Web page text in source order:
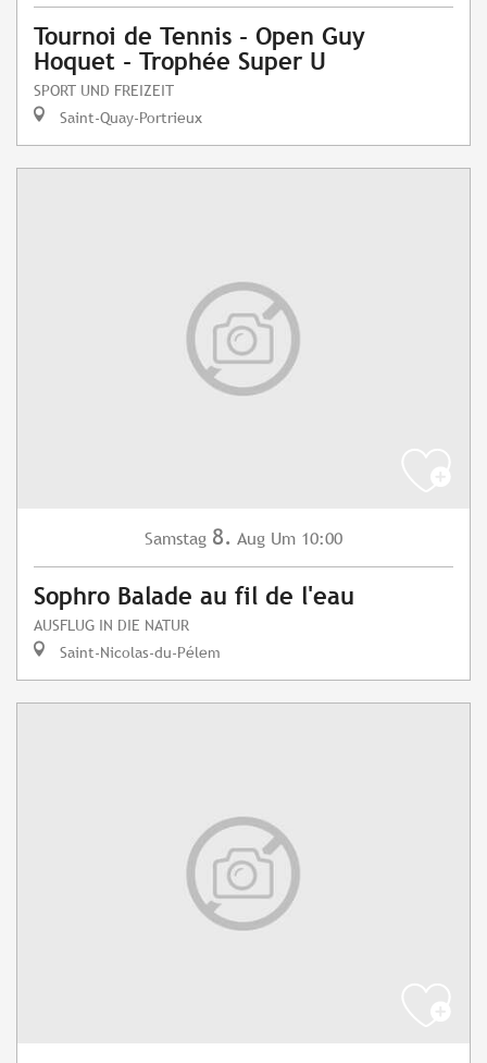
Tournoi de Tennis - Open Guy
Hoquet - Trophée Super U
SPORT UND FREIZEIT
Saint-Quay-Portrieux
Samstag 8. Aug Um 10:00
Sophro Balade au fil de l'eau
AUSFLUG IN DIE NATUR
Saint-Nicolas-du-Pélem